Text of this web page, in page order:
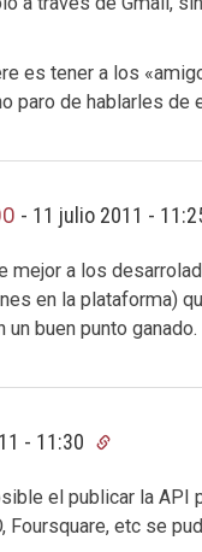
es tener a los
paro de hablarles
- 11 julio 2011 -
mejor a los
en la plataforma)
buen punto ganado.
- 11:30
el publicar la API
etc se